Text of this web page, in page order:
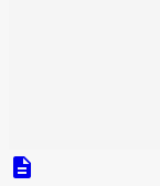
description